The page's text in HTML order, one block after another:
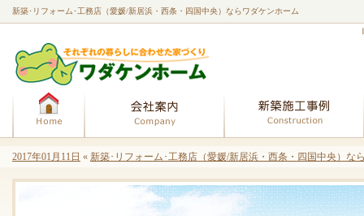
新築･リフォーム･工務店（愛媛/新居浜・西条・四国中央）ならワダケンホーム
2017年01月11日 « 新築･リフォーム･工務店（愛媛/新居浜・西条・四国中央）な